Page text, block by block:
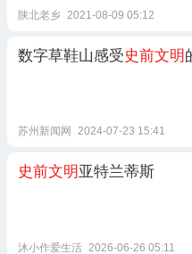
陕北老乡 2021-08-09 05:12
数字草鞋山感受史前文明
苏州新闻网 2024-07-23 15:41
史前文明亚特兰蒂斯
沐小作爱生活 2026-06-26 05:11